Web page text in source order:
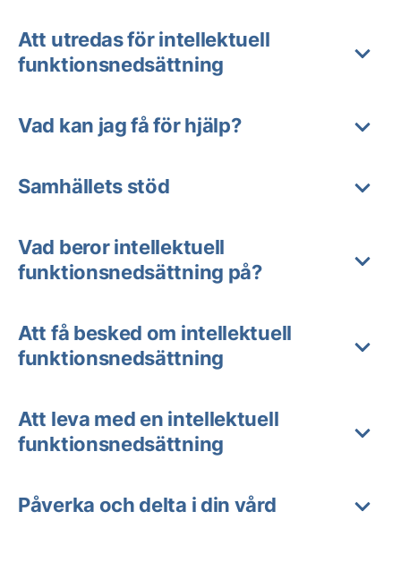
Att utredas för intellektuell
funktionsnedsättning
Vad kan jag få för hjälp?
Samhällets stöd
Vad beror intellektuell
funktionsnedsättning på?
Att få besked om intellektuell
funktionsnedsättning
Att leva med en intellektuell
funktionsnedsättning
Påverka och delta i din vård